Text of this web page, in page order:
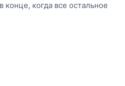
конце, когда все остальное